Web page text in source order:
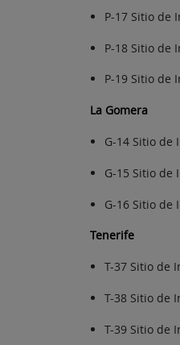
P-17 Sitio de
P-18 Sitio de
P-19 Sitio de
La Gomera
G-14 Sitio de
G-15 Sitio de
G-16 Sitio de
Tenerife
T-37 Sitio de
T-38 Sitio de
T-39 Sitio de